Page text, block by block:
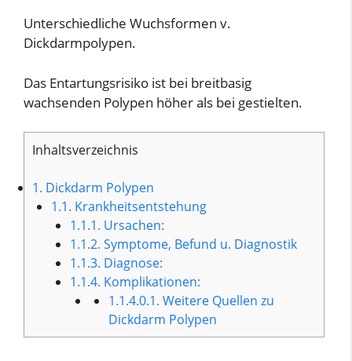
Unterschiedliche Wuchsformen v.
Dickdarmpolypen.
Das Entartungsrisiko ist bei breitbasig
wachsenden Polypen höher als bei gestielten.
Inhaltsverzeichnis
1. Dickdarm Polypen
1.1. Krankheitsentstehung
1.1.1. Ursachen:
1.1.2. Symptome, Befund u. Diagnostik
1.1.3. Diagnose:
1.1.4. Komplikationen:
1.1.4.0.1. Weitere Quellen zu
Dickdarm Polypen